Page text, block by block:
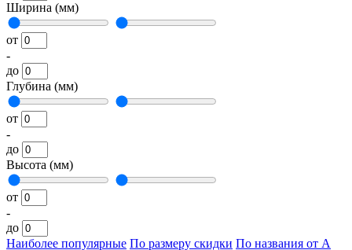
Ширина (мм)
от
-
до
Глубина (мм)
от
-
до
Высота (мм)
от
-
до
Наиболее популярные По размеру скидки По названия от А